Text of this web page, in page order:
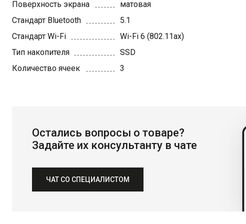
Поверхность экрана
матовая
Стандарт Bluetooth
5.1
Стандарт Wi-Fi
Wi-Fi 6 (802.11ax)
Тип накопителя
SSD
Количество ячеек
3
Остались вопросы о товаре?
Задайте их консультанту в чате
ЧАТ СО СПЕЦИАЛИСТОМ